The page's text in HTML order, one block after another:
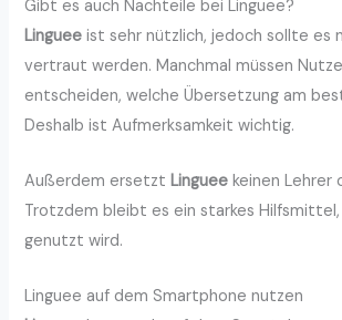
Gibt es auch Nachteile bei Linguee?
Linguee ist sehr nützlich, jedoch sollte es
vertraut werden. Manchmal müssen
entscheiden, welche Übersetzung am
Deshalb ist Aufmerksamkeit wichtig.
Außerdem ersetztLinguee keinen Lehrer
Trotzdem bleibt es ein starkes
genutzt wird.
Linguee auf dem Smartphone nutzen